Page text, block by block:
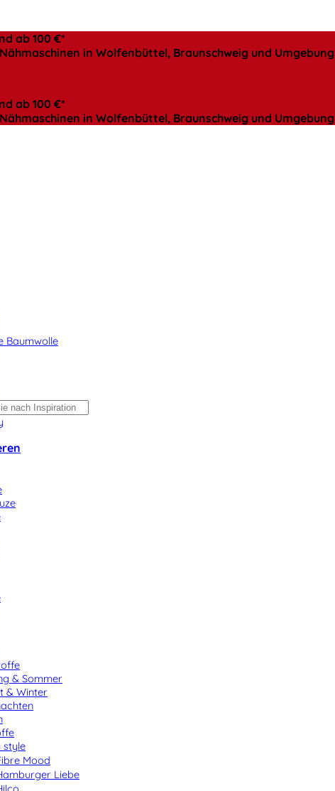
ab 100 €*
in Wolfenbüttel, Braunschweig und Umgebung
ab 100 €*
in Wolfenbüttel, Braunschweig und Umgebung
Baumwolle
& Sommer
& Winter
style
Mood
Liebe